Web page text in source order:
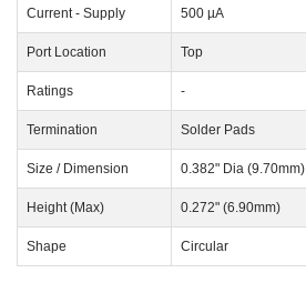
Current - Supply 500 µA
Port Location Top
Ratings -
Termination Solder Pads
Size / Dimension 0.382" Dia (9.70mm)
Height (Max) 0.272" (6.90mm)
Shape Circular